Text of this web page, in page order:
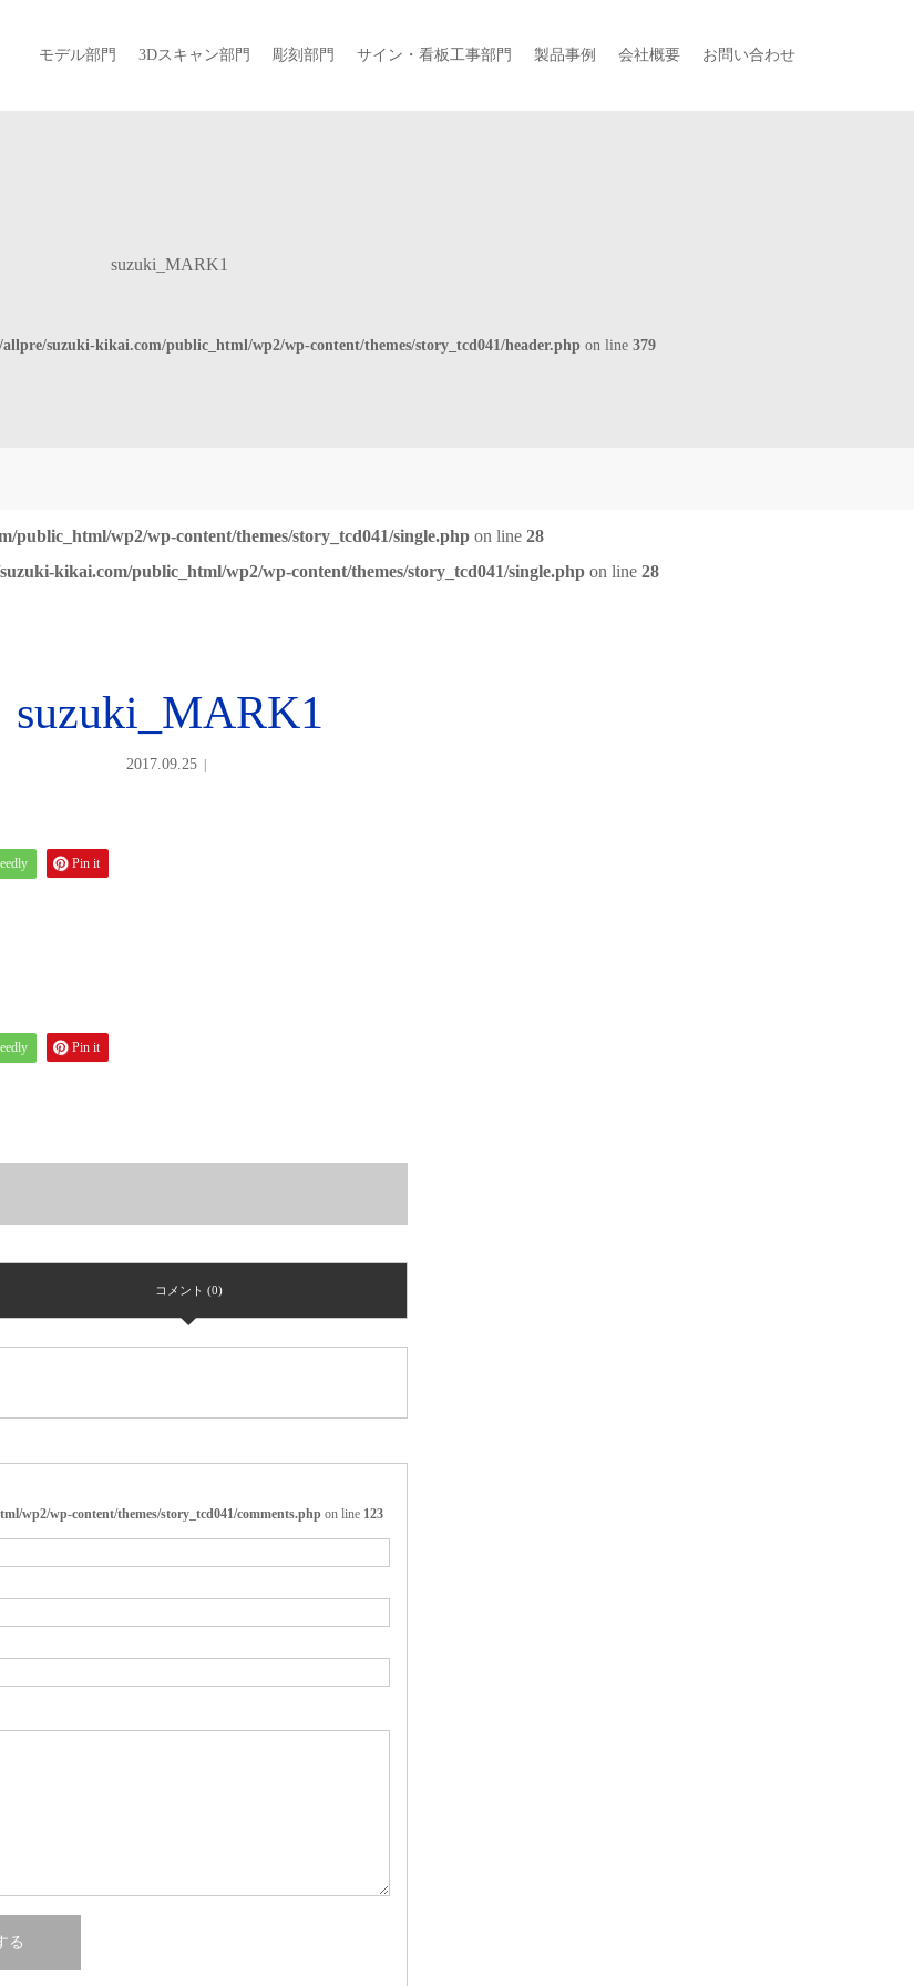
モデル部門 3Dスキャン部門 彫刻部門 サイン・看板工事部門 製品事例 会社概要 お問い合わせ
suzuki_MARK1
allpre/suzuki-kikai.com/public_html/wp2/wp-content/themes/story_tcd041/header.phpon line 379
public_html/wp2/wp-content/themes/story_tcd041/single.php on line 28
kikai.com/public_html/wp2/wp-content/themes/story_tcd041/single.php on line 28
suzuki_MARK1
2017.09.25
Pin it
Pin it
コメント (0)
wp2/wp-content/themes/story_tcd041/comments.php on line 123